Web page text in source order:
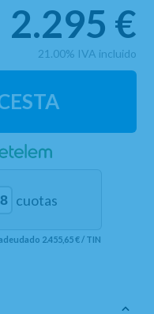
2.295 €
21.00% IVA incluido
cuotas
2.455,65 €/ TIN